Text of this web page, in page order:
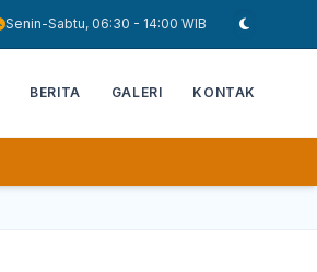
Senin-Sabtu, 06:30 - 14:00 WIB
BERITA GALERI KONTAK